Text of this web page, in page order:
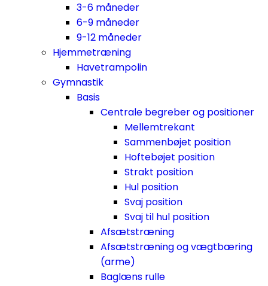
3-6 måneder
6-9 måneder
9-12 måneder
Hjemmetræning
Havetrampolin
Gymnastik
Basis
Centrale begreber og positioner
Mellemtrekant
Sammenbøjet position
Hoftebøjet position
Strakt position
Hul position
Svaj position
Svaj til hul position
Afsætstræning
Afsætstræning og vægtbæring
(arme)
Baglæns rulle